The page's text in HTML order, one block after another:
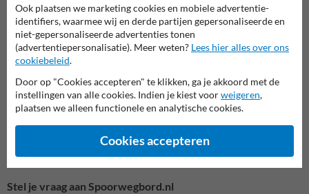
Spoorweg bebording
Stel je vraag aan Spoorwegbord.nl
Ook plaatsen we marketing cookies en mobiele advertentie-
identifiers, waarmee wij en derde partijen gepersonaliseerde en
niet-gepersonaliseerde advertenties tonen
(advertentiepersonalisatie). Meer weten? Lees hier alles over ons
cookiebeleid.
Door op "Cookies accepteren" te klikken, ga je akkoord met de
instellingen van alle cookies. Indien je kiest voorweigeren,
plaatsen we alleen functionele en analytische cookies.
Cookies accepteren